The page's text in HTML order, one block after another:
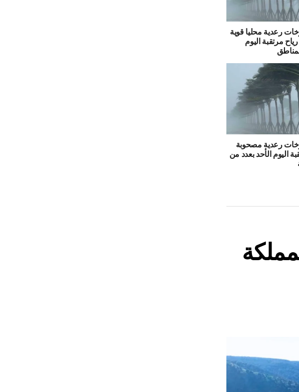
رعدية محليا قوية
مرتقبة اليوم
رعدية مصحوبة
اليوم الأحد بعدد من